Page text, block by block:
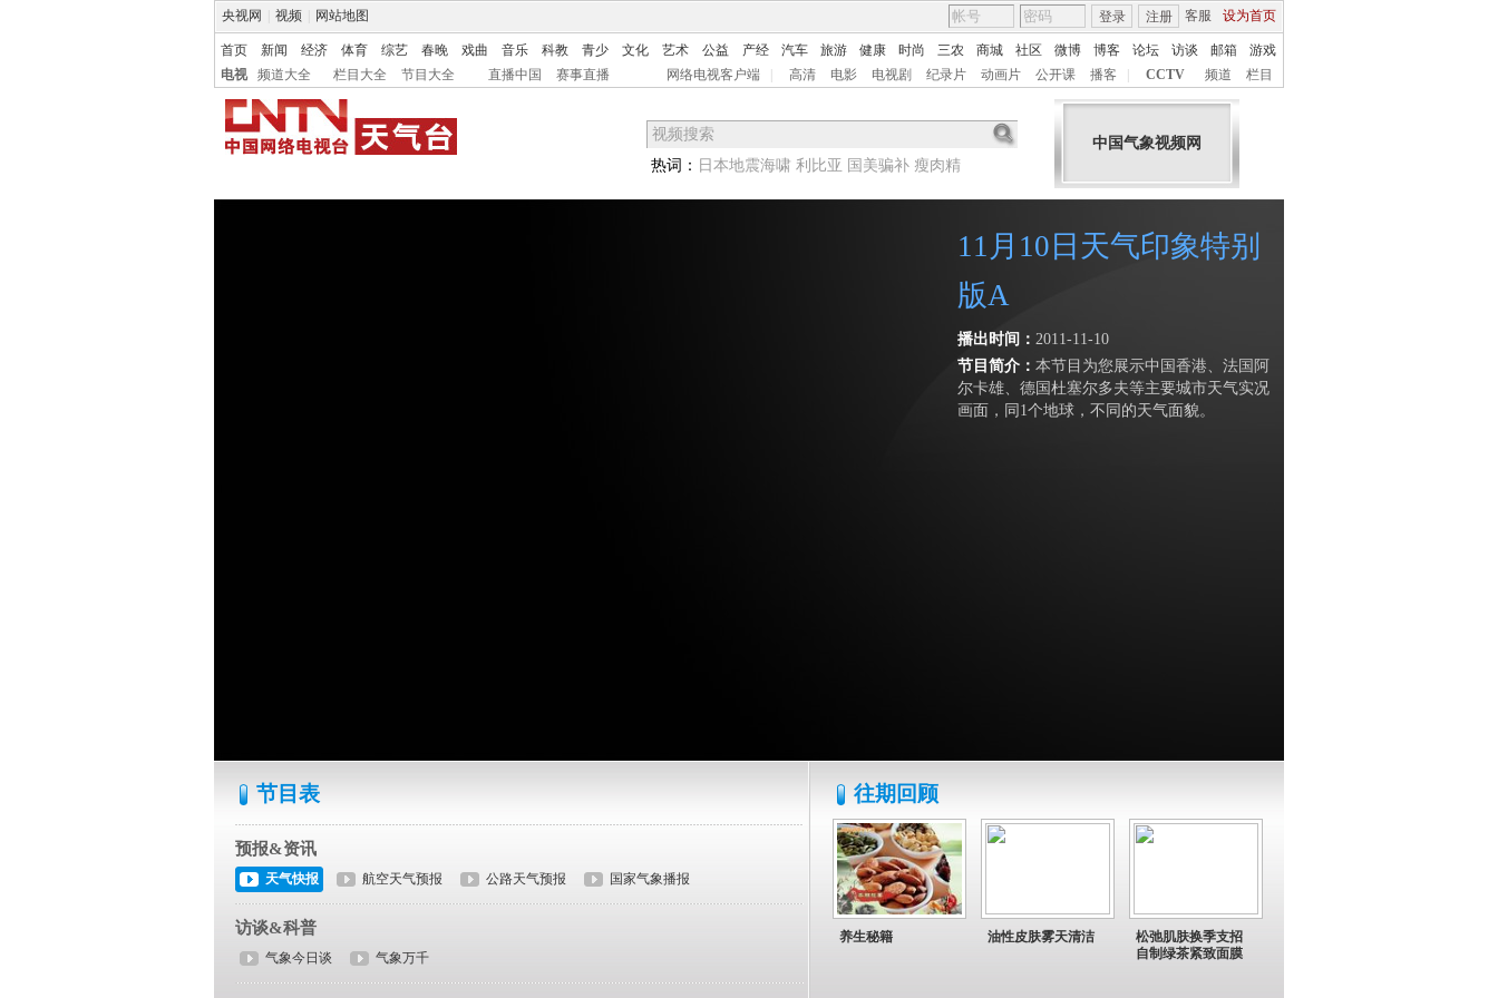
央视网 视频 网站地图 客服 设为首页
登录 注册
首页 新闻 经济 体育 综艺 春晚 戏曲 音乐 科教 青少 文化 艺术 公益 产经 汽车 旅游 健康 时尚 三农 商城 社区 微博 博客 论坛 访谈 邮箱
游戏
电视
频道大全 栏目大全 节目大全 直播中国 赛事直播 网络电视客户端 高清 电影 电视剧 纪录片 动画片 公开课 播客 CCTV 频道 栏目
中国气象视频网
热词： 日本地震海啸 利比亚 国美骗补 瘦肉精
11月10日天气印象特别
版A
播出时间： 2011-11-10
节目简介： 本节目为您展示中国香港、法国阿
尔卡雄、德国杜塞尔多夫等主要城市天气实况
画面，同1个地球，不同的天气面貌。
节目表
预报&资讯
天气快报 航空天气预报 公路天气预报 国家气象播报
访谈&科普
气象今日谈 气象万千
往期回顾
养生秘籍 油性皮肤雾天清洁
松弛肌肤换季支招
自制绿茶紧致面膜